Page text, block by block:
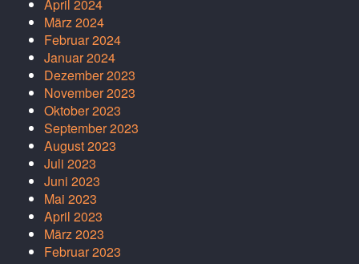
April 2024
März 2024
Februar 2024
Januar 2024
Dezember 2023
November 2023
Oktober 2023
September 2023
August 2023
Juli 2023
Juni 2023
Mai 2023
April 2023
März 2023
Februar 2023